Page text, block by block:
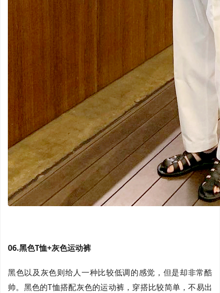
06.黑色T恤+灰色运动裤
黑色以及灰色则给人一种比较低调的感觉，但是却非常酷
帅。黑色的T恤搭配灰色的运动裤，穿搭比较简单，不易出